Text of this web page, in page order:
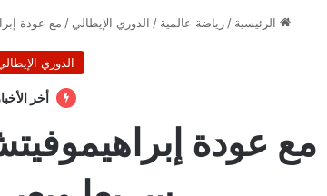
الرئيسية / رياضة عالمية / الدوري الإيطالي / مع عودة
الدوري
أخر
مع عودة